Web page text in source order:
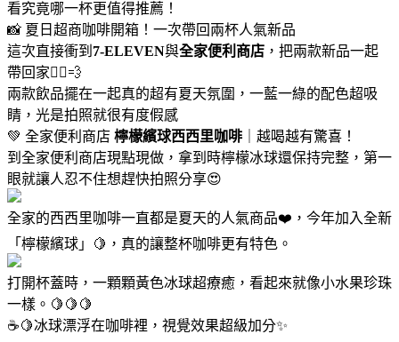
看究竟哪一杯更值得推薦！
📸 夏日超商咖啡開箱！一次帶回兩杯人氣新品
這次直接衝到 7-ELEVEN與全家便利商店 ，把兩款新品一起
帶回家🏃‍♀️💨
兩款飲品擺在一起真的超有夏天氛圍，一藍一綠的配色超吸
睛，光是拍照就很有度假感
💚 全家便利商店 檸檬繽球西西里咖啡 ｜越喝越有驚喜！
到全家便利商店現點現做，拿到時檸檬冰球還保持完整，第一
眼就讓人忍不住想趕快拍照分享😍
全家的西西里咖啡一直都是夏天的人氣商品❤️，今年加入全新
「檸檬繽球」🍋，真的讓整杯咖啡更有特色。
打開杯蓋時，一顆顆黃色冰球超療癒，看起來就像小水果珍珠
一樣。🍋🍋🍋
☕🍋冰球漂浮在咖啡裡，視覺效果超級加分✨